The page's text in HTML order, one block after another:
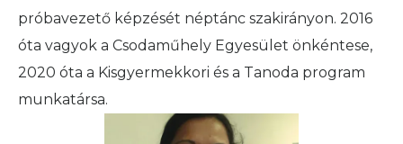
próbavezető képzését néptánc szakirányon. 2016
óta vagyok a Csodaműhely Egyesület önkéntese,
2020 óta a Kisgyermekkori és a Tanoda program
munkatársa.